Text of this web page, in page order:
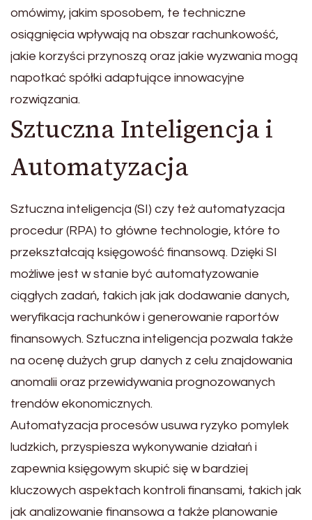
omówimy, jakim sposobem, te techniczne
osiągnięcia wpływają na obszar rachunkowość,
jakie korzyści przynoszą oraz jakie wyzwania mogą
napotkać spółki adaptujące innowacyjne
rozwiązania.
Sztuczna Inteligencja i
Automatyzacja
Sztuczna inteligencja (SI) czy też automatyzacja
procedur (RPA) to główne technologie, które to
przekształcają księgowość finansową. Dzięki SI
możliwe jest w stanie być automatyzowanie
ciągłych zadań, takich jak jak dodawanie danych,
weryfikacja rachunków i generowanie raportów
finansowych. Sztuczna inteligencja pozwala także
na ocenę dużych grup danych z celu znajdowania
anomalii oraz przewidywania prognozowanych
trendów ekonomicznych.
Automatyzacja procesów usuwa ryzyko pomylek
ludzkich, przyspiesza wykonywanie działań i
zapewnia księgowym skupić się w bardziej
kluczowych aspektach kontroli finansami, takich jak
jak analizowanie finansowa a także planowanie